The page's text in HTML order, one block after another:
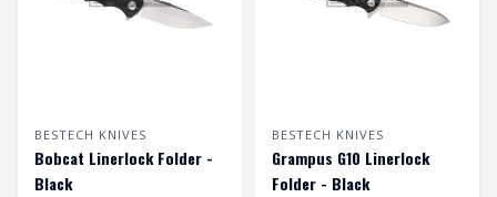
BESTECH KNIVES
Bobcat Linerlock Folder -
Black
BESTECH KNIVES
Grampus G10 Linerlock
Folder - Black